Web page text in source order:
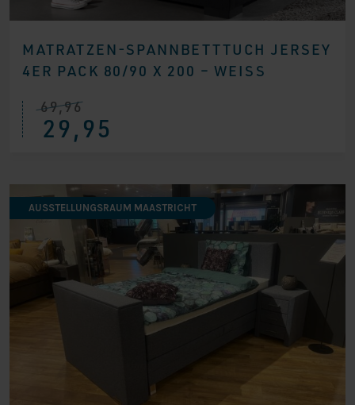
MATRATZEN-SPANNBETTTUCH JERSEY
4ER PACK 80/90 X 200 – WEISS
69,96
Ursprünglicher
Preis
war:
29,95
Aktueller
Preis
ist:
AUSSTELLUNGSRAUM MAASTRICHT